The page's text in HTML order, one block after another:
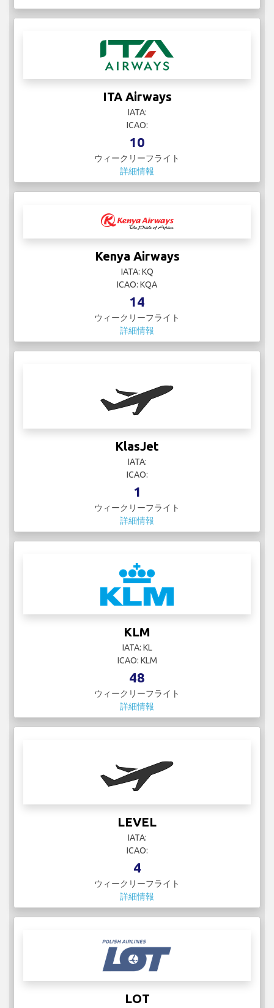
ITA Airways
IATA:
ICAO:
10
ウィークリーフライト
詳細情報
Kenya Airways
IATA: KQ
ICAO: KQA
14
ウィークリーフライト
詳細情報
KlasJet
IATA:
ICAO:
1
ウィークリーフライト
詳細情報
KLM
IATA: KL
ICAO: KLM
48
ウィークリーフライト
詳細情報
LEVEL
IATA:
ICAO:
4
ウィークリーフライト
詳細情報
LOT